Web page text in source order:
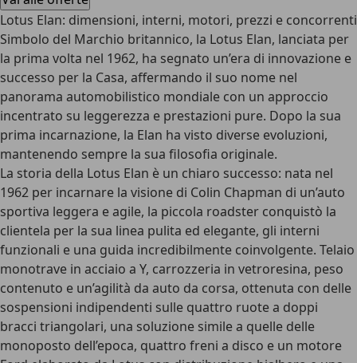
Lotus Elan: dimensioni, interni, motori, prezzi e concorrenti
Simbolo del Marchio britannico, la Lotus Elan, lanciata per
la prima volta nel 1962, ha segnato un’era di innovazione e
successo per la Casa, affermando il suo nome nel
panorama automobilistico mondiale con un approccio
incentrato su leggerezza e prestazioni pure. Dopo la sua
prima incarnazione, la Elan ha visto diverse evoluzioni,
mantenendo sempre la sua filosofia originale.
La storia della Lotus Elan è un chiaro successo: nata nel
1962 per incarnare la visione di Colin Chapman di un’auto
sportiva leggera e agile, la piccola roadster conquistò la
clientela per la sua linea pulita ed elegante, gli interni
funzionali e una guida incredibilmente coinvolgente. Telaio
monotrave in acciaio a Y, carrozzeria in vetroresina, peso
contenuto e un’agilità da auto da corsa, ottenuta con delle
sospensioni indipendenti sulle quattro ruote a doppi
bracci triangolari, una soluzione simile a quelle delle
monoposto dell’epoca, quattro freni a disco e un motore